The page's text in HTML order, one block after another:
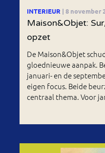
INTERIEUR | 8 november
Maison&Objet:
opzet
De Maison&Objet
gloednieuwe aanpak.
januari- en de
eigen focus. Beide
centraal thema. Voor